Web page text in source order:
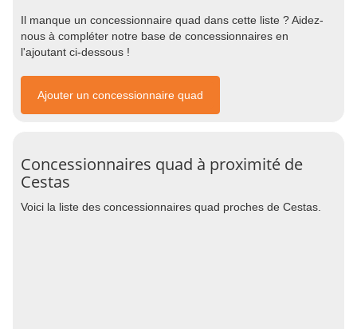
Il manque un concessionnaire quad dans cette liste ? Aidez-
nous à compléter notre base de concessionnaires en
l'ajoutant ci-dessous !
Ajouter un concessionnaire quad
Concessionnaires quad à proximité de
Cestas
Voici la liste des concessionnaires quad proches de Cestas.